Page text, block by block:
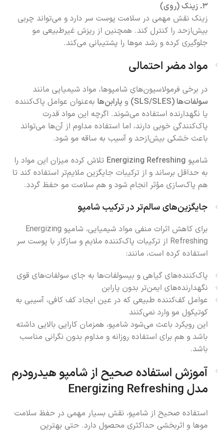
۳. زینک (روی)
زینک نقش مهمی در سلامت پوست سر دارد و می‌تواند چربی
بیش‌ازحد را کنترل کند. همچنین از ریزش غیرطبیعی مو
جلوگیری کرده و رشد موها را پشتیبانی می‌کند.
مواد مضر احتمالی
در برخی فرمولاسیون‌های شامپوها، مواد شیمیایی مانند
سولفات‌ها (SLS/SLES)
وپارابن‌ها به‌عنوان عوامل پاک‌کننده
یا نگهدارنده استفاده می‌شوند. اگرچه این مواد قدرت
پاک‌کنندگی خوبی دارند، اما استفاده مداوم از آن‌ها می‌تواند
باعث خشکی بیش‌ازحد و آسیب به ساقه مو شود.
شامپو Energizing Refreshing تلاش کرده میزان این مواد را
به حداقل برساند و از ترکیبات جایگزین ملایم‌تر استفاده کند تا
هم پاک‌سازی مؤثر انجام شود و هم سلامت مو حفظ گردد.
جایگزین‌های سالم‌تر در ترکیب شامپو
برای کاهش اثرات منفی مواد شیمیایی، شامپو Energizing
Refreshing از ترکیبات پاک‌کننده ملایم و سازگار با پوست سر
استفاده کرده است، مانند:
پاک‌کننده‌های گیاهی و بیسولفات‌ها به جای سولفات‌های قوی
نگهدارنده‌های ایمن‌تر بدون پارابن
عوامل کف‌کننده طبیعی که در عین ایجاد کف کافی، آسیبی به
کوتیکول مو وارد نمی‌کنند
این رویکرد باعث می‌شود شامپو، همزمان کارایی بالایی داشته
باشد و هم برای استفاده روزانه و مداوم بدون نگرانی مناسب
باشد.
آموزش استفاده صحیح از شامپو هیدرودرم
مدل Energizing Refreshing
استفاده صحیح از شامپو، نقش بسیار مهمی در حفظ سلامت
موها و اثربخشی حداکثری محصول دارد. حتی بهترین